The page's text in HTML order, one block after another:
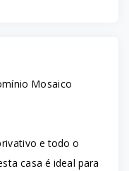
Mosaico
e todo o
casa é ideal para